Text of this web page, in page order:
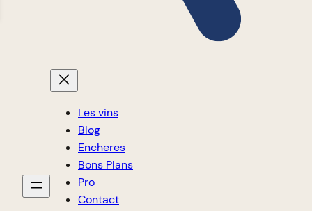
Les vins
Blog
Encheres
Bons Plans
Pro
Contact